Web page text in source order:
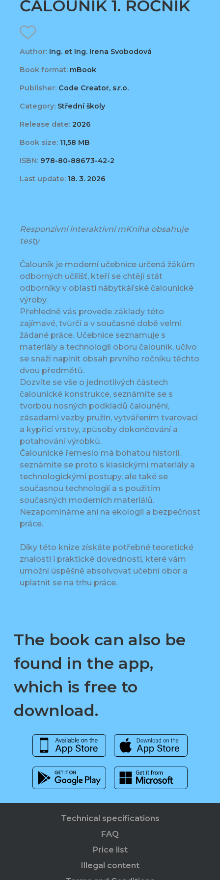
ČALOUNÍK 1. ROČNÍK
Author: Ing. et Ing. Irena Svobodová
Book format: mBook
Publisher: Code Creator, s.r.o.
Category: Střední školy
Release date: 2026
Book size: 11,58 MB
ISBN: 978-80-88673-42-2
Last update: 18. 3. 2026
Responzivní interaktivní mKniha obsahuje
testy
Čalouník je moderní učebnice určená žákům
odborných učilišť, kteří se chtějí stát
odborníky v oblasti nábytkářské čalounické
výroby.
Přehledně vás provede základy této
zajímavé, tvůrčí a v současné době velmi
žádané práce. Učebnice seznamuje s
materiály a technologií oboru čalouník, učivo
se snaží naplnit obsah prvního ročníku těchto
dvou předmětů.
Dozvíte se vše o jednotlivých částech
čalounické konstrukce, seznámíte se s
tvorbou nosných podkladů čalounění,
zásadami vazby pružin, vytvářením tvarovací
a kypřicí vrstvy, způsoby dokončování a
potahování výrobků.
Čalounické řemeslo má bohatou historii,
seznámíte se proto s klasickými materiály a
technologickými postupy, ale také se
současnou technologií a s použitím
současných moderních materiálů.
Nezapomínáme ani na ekologii a bezpečnost
práce.
Díky této knize získáte potřebné teoretické
znalosti i praktické dovednosti, které vám
umožní úspěšně absolvovat učební obor a
uplatnit se na trhu práce.
The book can also be
found in the app,
which is free to
download.
Technical specifications
FAQ
Price list
Illegal content